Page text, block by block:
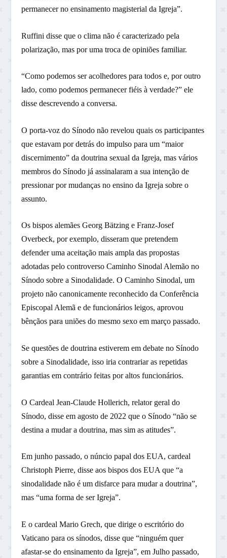
permanecer no ensinamento magisterial da Igreja”.
Ruffini disse que o clima não é caracterizado pela
polarização, mas por uma troca de opiniões familiar.
“Como podemos ser acolhedores para todos e, por outro
lado, como podemos permanecer fiéis à verdade?” ele
disse descrevendo a conversa.
O porta-voz do Sínodo não revelou quais os participantes
que estavam por detrás do impulso para um “maior
discernimento” da doutrina sexual da Igreja, mas vários
membros do Sínodo já assinalaram a sua intenção de
pressionar por mudanças no ensino da Igreja sobre o
assunto.
Os bispos alemães Georg Bätzing e Franz-Josef
Overbeck, por exemplo, disseram que pretendem
defender uma aceitação mais ampla das propostas
adotadas pelo controverso Caminho Sinodal Alemão no
Sínodo sobre a Sinodalidade. O Caminho Sinodal, um
projeto não canonicamente reconhecido da Conferência
Episcopal Alemã e de funcionários leigos, aprovou
bênçãos para uniões do mesmo sexo em março passado.
Se questões de doutrina estiverem em debate no Sínodo
sobre a Sinodalidade, isso iria contrariar as repetidas
garantias em contrário feitas por altos funcionários.
O Cardeal Jean-Claude Hollerich, relator geral do
Sínodo, disse em agosto de 2022 que o Sínodo “não se
destina a mudar a doutrina, mas sim as atitudes”.
Em junho passado, o núncio papal dos EUA, cardeal
Christoph Pierre, disse aos bispos dos EUA que “a
sinodalidade não é um disfarce para mudar a doutrina”,
mas “uma forma de ser Igreja”.
E o cardeal Mario Grech, que dirige o escritório do
Vaticano para os sínodos, disse que “ninguém quer
afastar-se do ensinamento da Igreja”, em Julho passado,